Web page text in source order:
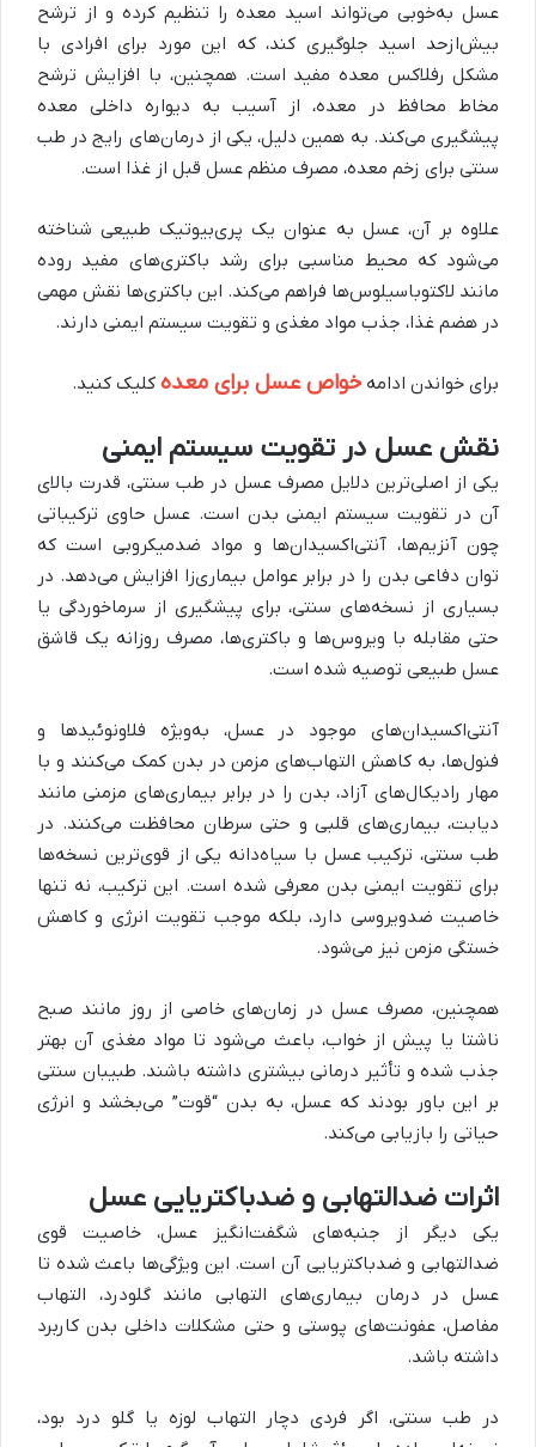
عسل به‌خوبی می‌تواند اسید معده را تنظیم کرده و از ترشح
بیش‌ازحد اسید جلوگیری کند، که این مورد برای افرادی با
مشکل رفلاکس معده مفید است. همچنین، با افزایش ترشح
مخاط محافظ در معده، از آسیب به دیواره داخلی معده
پیشگیری می‌کند. به همین دلیل، یکی از درمان‌های رایج در طب
سنتی برای زخم معده، مصرف منظم عسل قبل از غذا است.
علاوه بر آن، عسل به عنوان یک پری‌بیوتیک طبیعی شناخته
می‌شود که محیط مناسبی برای رشد باکتری‌های مفید روده
مانند لاکتوباسیلوس‌ها فراهم می‌کند. این باکتری‌ها نقش مهمی
در هضم غذا، جذب مواد مغذی و تقویت سیستم ایمنی دارند.
برای خواندن ادامهخواص عسل برای معده کلیک کنید.
نقش عسل در تقویت سیستم ایمنی
یکی از اصلی‌ترین دلایل مصرف عسل در طب سنتی، قدرت بالای
آن در تقویت سیستم ایمنی بدن است. عسل حاوی ترکیباتی
چون آنزیم‌ها، آنتی‌اکسیدان‌ها و مواد ضدمیکروبی است که
توان دفاعی بدن را در برابر عوامل بیماری‌زا افزایش می‌دهد. در
بسیاری از نسخه‌های سنتی، برای پیشگیری از سرماخوردگی یا
حتی مقابله با ویروس‌ها و باکتری‌ها، مصرف روزانه یک قاشق
عسل طبیعی توصیه شده است.
آنتی‌اکسیدان‌های موجود در عسل، به‌ویژه فلاونوئیدها و
فنول‌ها، به کاهش التهاب‌های مزمن در بدن کمک می‌کنند و با
مهار رادیکال‌های آزاد، بدن را در برابر بیماری‌های مزمنی مانند
دیابت، بیماری‌های قلبی و حتی سرطان محافظت می‌کنند. در
طب سنتی، ترکیب عسل با سیاه‌دانه یکی از قوی‌ترین نسخه‌ها
برای تقویت ایمنی بدن معرفی شده است. این ترکیب، نه تنها
خاصیت ضدویروسی دارد، بلکه موجب تقویت انرژی و کاهش
خستگی مزمن نیز می‌شود.
همچنین، مصرف عسل در زمان‌های خاصی از روز مانند صبح
ناشتا یا پیش از خواب، باعث می‌شود تا مواد مغذی آن بهتر
جذب شده و تأثیر درمانی بیشتری داشته باشند. طبیبان سنتی
بر این باور بودند که عسل، به بدن “قوت” می‌بخشد و انرژی
حیاتی را بازیابی می‌کند.
اثرات ضدالتهابی و ضدباکتریایی عسل
یکی دیگر از جنبه‌های شگفت‌انگیز عسل، خاصیت قوی
ضدالتهابی و ضدباکتریایی آن است. این ویژگی‌ها باعث شده تا
عسل در درمان بیماری‌های التهابی مانند گلودرد، التهاب
مفاصل، عفونت‌های پوستی و حتی مشکلات داخلی بدن کاربرد
داشته باشد.
در طب سنتی، اگر فردی دچار التهاب لوزه یا گلو درد بود،